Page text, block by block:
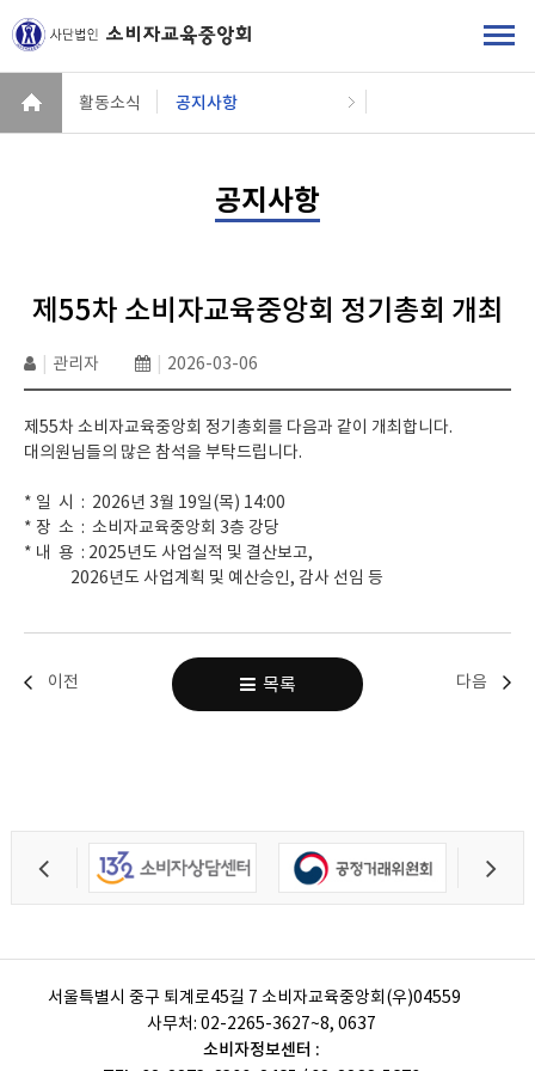
활동소식 공지사항
공지사항
제55차 소비자교육중앙회 정기총회 개최
관리자 2026-03-06
제55차 소비자교육중앙회 정기총회를 다음과 같이 개최합니다.
대의원님들의 많은 참석을 부탁드립니다.
* 일 시 : 2026년 3월 19일(목) 14:00
* 장 소 : 소비자교육중앙회 3층 강당
* 내 용 : 2025년도 사업실적 및 결산보고,
2026년도 사업계획 및 예산승인, 감사 선임 등
이전 다음
목록
서울특별시 중구 퇴계로45길 7 소비자교육중앙회(우)04559
사무처: 02-2265-3627~8, 0637
소비자정보센터 :